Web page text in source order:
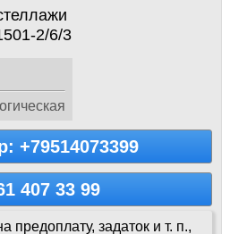
2/6/3
+79514073399
407 33 99
предоплату, задаток и т. п.,